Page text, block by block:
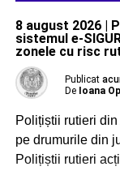
8 august 2026 |
sistemul e-
zonele cu risc
Publicat
De Ioana
Polițiștii rutieri
pe drumurile din
Polițiștii rutieri